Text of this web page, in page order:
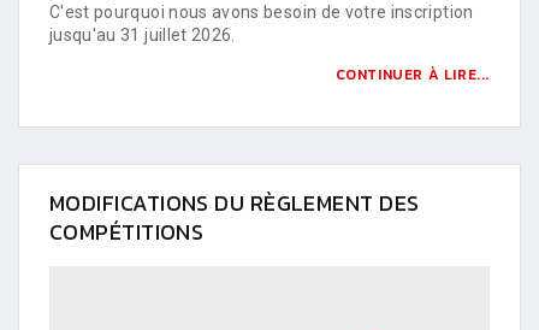
C'est pourquoi nous avons besoin de votre inscription
jusqu'au 31 juillet 2026.
CONTINUER À LIRE...
MODIFICATIONS DU RÈGLEMENT DES
COMPÉTITIONS